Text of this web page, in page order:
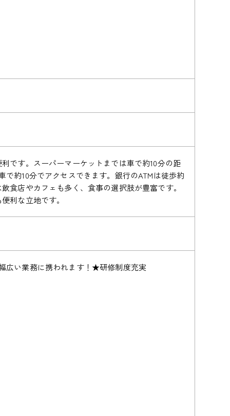
です。スーパーマーケットまでは車で約10分の距
約10分でアクセスできます。銀行のATMは徒歩約
食店やカフェも多く、食事の選択肢が豊富です。
利な立地です。
広い業務に携われます！★研修制度充実